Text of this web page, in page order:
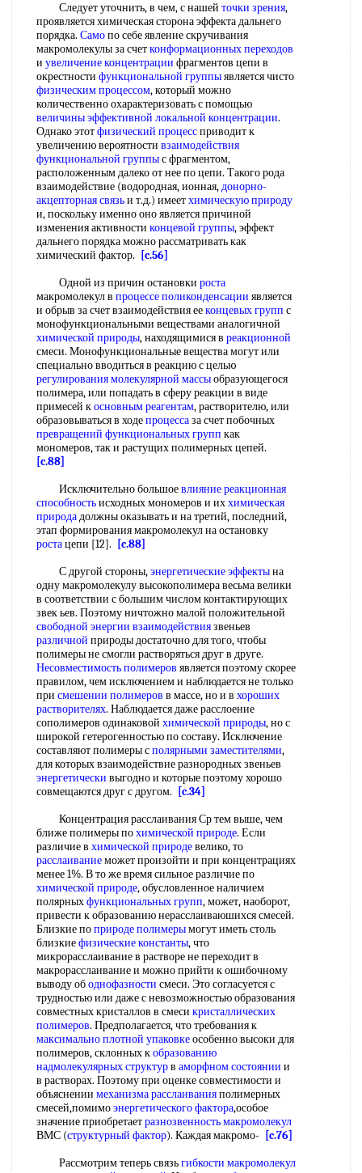
Следует уточнить, в чем, с нашей точки зрения,
проявляется химическая сторона эффекта дальнего
порядка. Самопо себе явление скручивания
макромолекулы за счетконформационных переходов
и увеличение концентрации фрагментов цепи в
окрестности функциональной группыявляется чисто
физическим процессом, который можно
количественно охарактеризовать с помощью
величины эффективной локальной концентрации.
Однако этотфизический процессприводит к
увеличению вероятности взаимодействия
функциональной группыс фрагментом,
расположенным далеко от нее по цепи. Такого рода
взаимодействие (водородная, ионная,донорно-
акцепторная связьи т.д.) имеетхимическую природу
и, поскольку именно оно является причиной
изменения активности концевой группы, эффект
дальнего порядка можно рассматривать как
химический фактор.
[c.56]
Одной из причин остановки роста
макромолекул в процессе поликонденсации является
и обрыв за счет взаимодействия ееконцевых групп с
монофункциональными веществами аналогичной
химической природы, находящимися в реакционной
смеси. Монофункциональные вещества могут или
специально вводиться в реакцию с целью
регулирования молекулярной массыобразующегося
полимера, или попадать в сферу реакции в виде
примесей косновным реагентам, растворителю, или
образовываться в ходепроцессаза счет побочных
превращений функциональных групп как
мономеров, так и растущих полимерных цепей.
[c.88]
Исключительно большоевлияние реакционная
способностьисходных мономеров и иххимическая
природадолжны оказывать и на третий, последний,
этап формирования макромолекул на остановку
ростацепи [12].
[c.88]
С другой стороны,энергетические эффектына
одну макромолекулу высокополимера весьма велики
в соответствии с большим числом контактирующих
звек ьев. Поэтому ничтожно малой положительной
свободной энергии взаимодействиязвеньев
различной природы достаточно для того, чтобы
полимеры не смогли растворяться друг в друге.
Несовместимость полимеров является поэтому скорее
правилом, чем исключением и наблюдается не только
при смешении полимеров в массе, но и в хороших
растворителях. Наблюдается даже расслоение
сополимеров одинаковой химической природы, но с
широкой гетерогенностью по составу. Исключение
составляют полимеры сполярными заместителями,
для которых взаимодействие разнородных звеньев
энергетически выгодно и которые поэтому хорошо
совмещаются друг с другом.
[c.34]
Концентрация расслаивания Ср тем выше, чем
ближе полимеры похимической природе. Если
различие в химической природевелико, то
расслаиваниеможет произойти и при концентрациях
менее 1%. В то же время сильное различие по
химической природе, обусловленное наличием
полярныхфункциональных групп, может, наоборот,
привести к образованию нерасслаиваюшихся смесей.
Близкие поприроде полимерымогут иметь столь
близкиефизические константы, что
микрорасслаивание в растворе не переходит в
макрорасслаивание и можно прийти к ошибочному
выводу ободнофазности смеси. Это согласуется с
трудностью или даже с невозможностью образования
совместных кристаллов в смеси кристаллических
полимеров. Предполагается, что требования к
максимально плотной упаковкеособенно высоки для
полимеров, склонных кобразованию
надмолекулярных структурв аморфном состоянии и
в растворах. Поэтому при оценке совместимости и
объяснении механизма расслаиванияполимерных
смесей,помимоэнергетического фактора,особое
значение приобретаетразнозвенность макромолекул
ВМС (структурный фактор). Каждая макромо-
[c.76]
Рассмотрим теперь связьгибкости макромолекул